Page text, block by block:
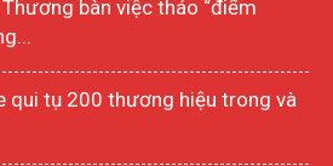
bàn việc tháo “điểm
qui tụ 200 thương hiệu trong và